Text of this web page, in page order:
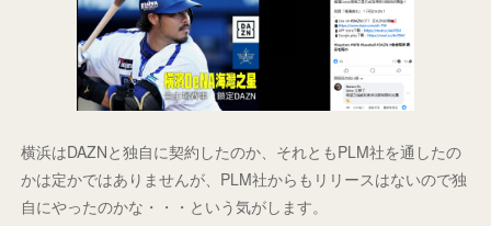
横浜はDAZNと独自に契約したのか、それともPLM社を通したの
かは定かではありませんが、PLM社からもリリースはないので独
自にやったのかな・・・という気がします。